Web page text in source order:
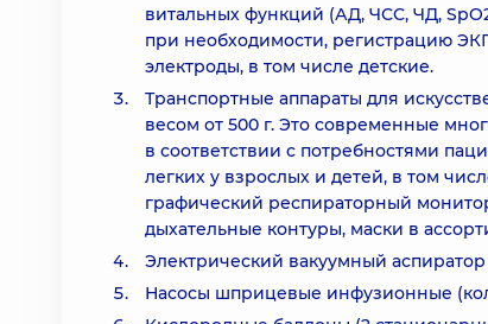
витальных функций (АД, ЧСС, ЧД,
при необходимости, регистрацию
электроды, в том числе детские.
Транспортные аппараты для
весом от 500 г. Это современные
в соответствии с потребностями
легких у взрослых и детей, в том
графический респираторный
дыхательные контуры, маски в
Электрический вакуумный
Насосы шприцевые инфузионные